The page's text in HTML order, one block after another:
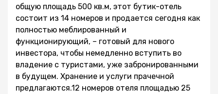
общую площадь 500 кв.м, этот бутик-отель
состоит из 14 номеров и продается сегодня как
полностью меблированный и
функционирующий, – готовый для нового
инвестора, чтобы немедленно вступить во
владение с туристами, уже забронированными
в будущем. Хранение и услуги прачечной
предлагаются.12 номеров отеля площадью 25